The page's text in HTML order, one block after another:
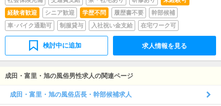
経験者歓迎
シニア歓迎 学歴不問 履歴書不要
幹部候補
車･バイク通勤可
制服貸与 入社祝い金支給 在宅ワーク可
検討中に追加 求人情報を見る
成田・富里・旭の風俗男性求人の関連ページ
成田・富里・旭の風俗店長・幹部候補求人